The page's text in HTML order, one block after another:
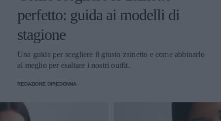
perfetto: guida ai modelli di
stagione
Una guida per scegliere il giusto zainetto e come abbinarlo
al meglio per esaltare i nostri outfit.
REDAZIONE DIREDONNA